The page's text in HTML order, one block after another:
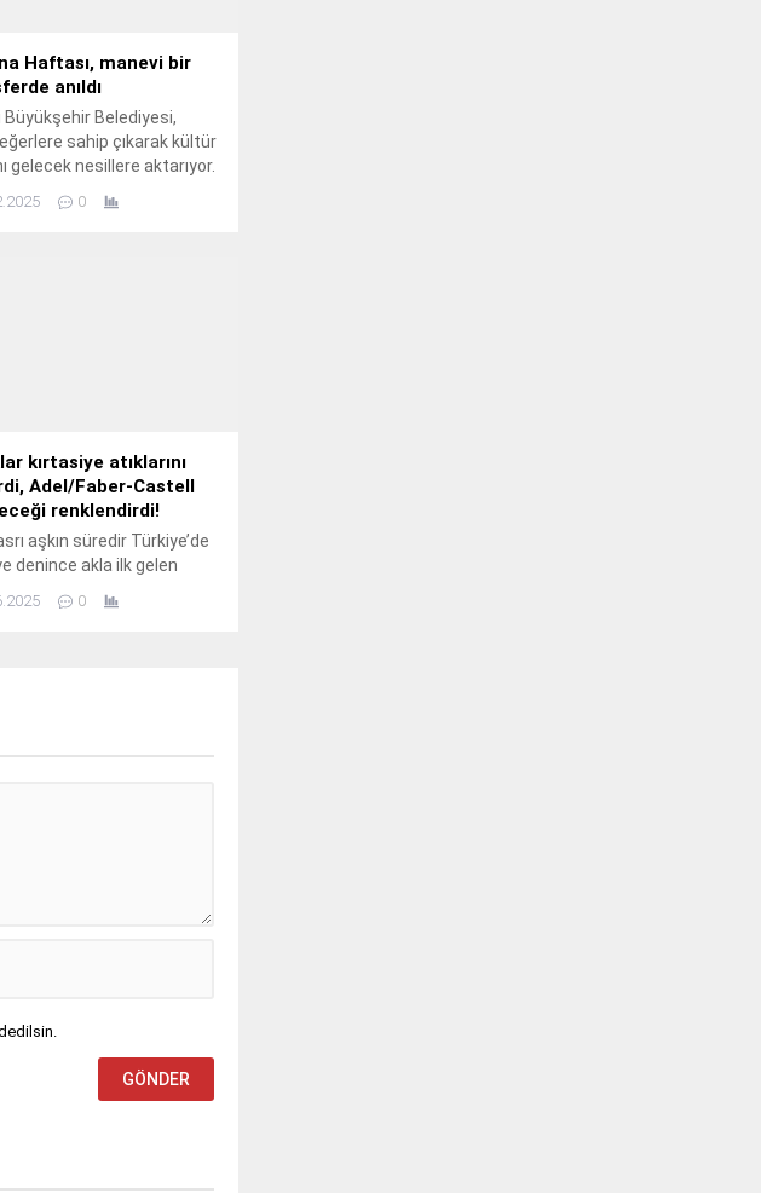
Haftası, manevi bir
anıldı
Büyükşehir Belediyesi,
sahip çıkarak kültür
gelecek nesillere aktarıyor.
0
kırtasiye atıklarını
Adel/Faber-Castell
renklendirdi!
aşkın süredir Türkiye’de
denince akla ilk gelen
"Yenilikçilik", "Başarma
0